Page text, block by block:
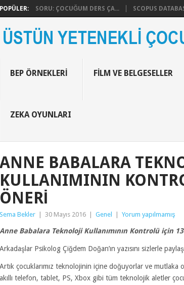
POPÜLER: SORU: ÇOCUĞUM DERS ÇA... SCOPUS
BEP ÖRNEKLERI FILM VE BELGESELLER
ZEKA OYUNLARI
ANNE BABALARA
KULLANIMININ
ÖNERI
Sema Bekler 30 Mayıs 2016 Genel Yorum yapılmamış
Anne Babalara Teknoloji Kullanımının Kontrolü için
Arkadaşlar Psikolog Çiğdem Doğan’ın yazısını sizlerle
Artık çocuklarımız teknolojinin içine doğuyorlar ve
akıllı telefon, tablet, PS, Xbox gibi tüm teknolojik aletler